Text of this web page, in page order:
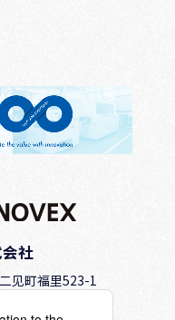
社
见町福里523-1